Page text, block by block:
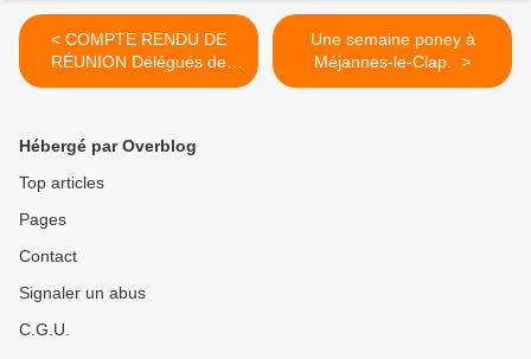
< COMPTE RENDU DE
RÉUNION Délégués de
classe
Une semaine poney à
Méjannes-le-Clap. >
Hébergé par Overblog
Top articles
Pages
Contact
Signaler un abus
C.G.U.